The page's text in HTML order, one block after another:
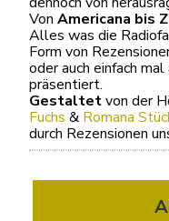
Von Americana bis
Alles was die
Form von
oder auch einfach
präsentiert.
Gestaltetvon der
Fuchs & Romana
durch Rezensionen